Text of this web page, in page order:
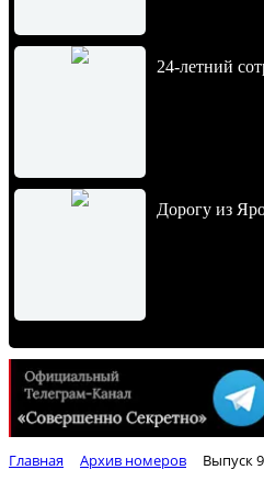
24-летний
Дорогу из
Главная Архив номеров Выпуск